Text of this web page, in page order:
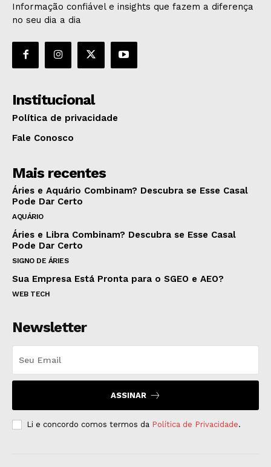
Informação confiável e insights que fazem a diferença
no seu dia a dia
Institucional
Política de privacidade
Fale Conosco
Mais recentes
Áries e Aquário Combinam? Descubra se Esse Casal
Pode Dar Certo
AQUÁRIO
Áries e Libra Combinam? Descubra se Esse Casal
Pode Dar Certo
SIGNO DE ÁRIES
Sua Empresa Está Pronta para o SGEO e AEO?
WEB TECH
Newsletter
ASSINAR
Li e concordo comos termos da Política de Privacidade.